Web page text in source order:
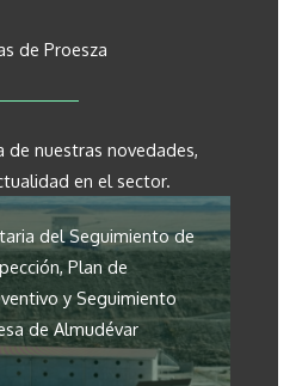
de Proesza
de nuestras novedades,
en el sector.
del Seguimiento de
Plan de
y Seguimiento
de Almudévar